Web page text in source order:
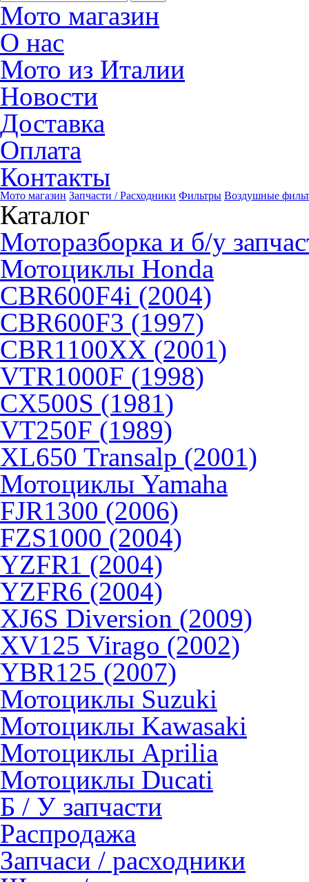
Мото магазин
О нас
Мото из Италии
Новости
Доставка
Оплата
Контакты
Мото магазин Запчасти / Расходники Фильтры Воздушные
Каталог
Моторазборка и б/у
Мотоциклы Honda
CBR600F4i (2004)
CBR600F3 (1997)
CBR1100XX (2001)
VTR1000F (1998)
CX500S (1981)
VT250F (1989)
XL650 Transalp (2001)
Мотоциклы Yamaha
FJR1300 (2006)
FZS1000 (2004)
YZFR1 (2004)
YZFR6 (2004)
XJ6S Diversion (2009)
XV125 Virago (2002)
YBR125 (2007)
Мотоциклы Suzuki
Мотоциклы Kawasaki
Мотоциклы Aprilia
Мотоциклы Ducati
Б / У запчасти
Распродажа
Запчаси / расходники